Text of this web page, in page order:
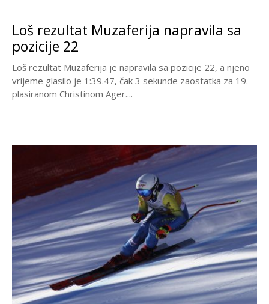
Loš rezultat Muzaferija napravila sa
pozicije 22
Loš rezultat Muzaferija je napravila sa pozicije 22, a njeno
vrijeme glasilo je 1:39.47, čak 3 sekunde zaostatka za 19.
plasiranom Christinom Ager....